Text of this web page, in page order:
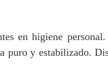
en higiene personal.
puro y estabilizado.